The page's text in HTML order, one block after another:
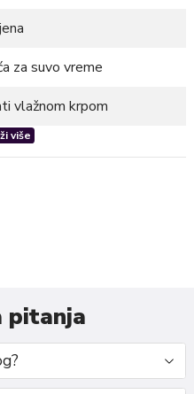
za suvo vreme
vlažnom krpom
podešavanje i savršeno
materijali
prozračnost. Idealna za
podržava zdrav razvoj
više
pitanja